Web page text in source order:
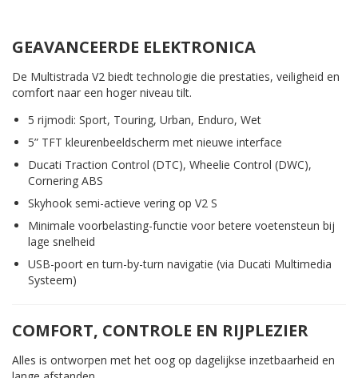
GEAVANCEERDE ELEKTRONICA
De Multistrada V2 biedt technologie die prestaties, veiligheid en
comfort naar een hoger niveau tilt.
5 rijmodi: Sport, Touring, Urban, Enduro, Wet
5” TFT kleurenbeeldscherm met nieuwe interface
Ducati Traction Control (DTC), Wheelie Control (DWC),
Cornering ABS
Skyhook semi-actieve vering op V2 S
Minimale voorbelasting-functie voor betere voetensteun bij
lage snelheid
USB-poort en turn-by-turn navigatie (via Ducati Multimedia
Systeem)
COMFORT, CONTROLE EN RIJPLEZIER
Alles is ontworpen met het oog op dagelijkse inzetbaarheid en